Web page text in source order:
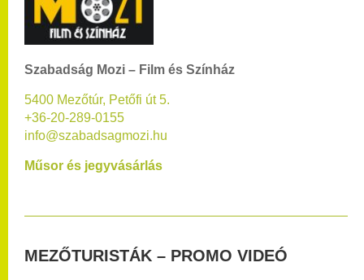
Szabadság Mozi – Film és Színház
5400 Mezőtúr, Petőfi út 5.
+36-20-289-0155
info@szabadsagmozi.hu
Műsor és jegyvásárlás
MEZŐTURISTÁK – PROMO VIDEÓ